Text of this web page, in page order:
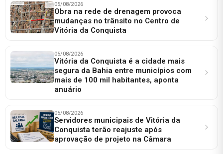
05/08/2026
Obra na rede de drenagem provoca
mudanças no trânsito no Centro de
Vitória da Conquista
05/08/2026
Vitória da Conquista é a cidade mais
segura da Bahia entre municípios com
mais de 100 mil habitantes, aponta
anuário
05/08/2026
Servidores municipais de Vitória da
Conquista terão reajuste após
aprovação de projeto na Câmara